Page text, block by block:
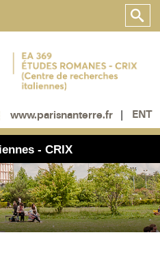
www.parisnanterre.fr ENT
- CRIX